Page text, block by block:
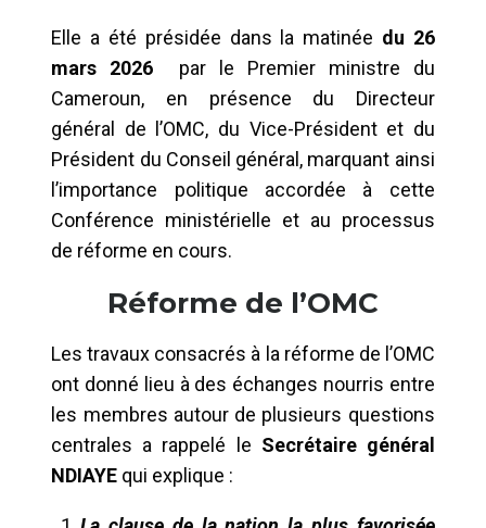
Elle a été présidée dans la matinée du 26
mars 2026
par le Premier ministre du
Cameroun, en présence du Directeur
général de l’OMC, du Vice-Président et du
Président du Conseil général, marquant ainsi
l’importance politique accordée à cette
Conférence ministérielle et au processus
de réforme en cours.
Réforme de l’OMC
Les travaux consacrés à la réforme de l’OMC
ont donné lieu à des échanges nourris entre
les membres autour de plusieurs questions
centrales a rappelé le Secrétaire général
NDIAYE qui explique :